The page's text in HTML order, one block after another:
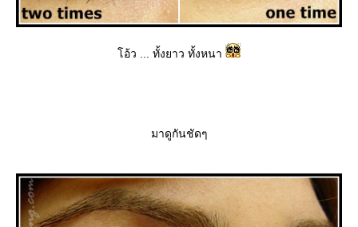
อ้ว ... ทั้งยาว ทั้งหนา
มาดูกันชัดๆ